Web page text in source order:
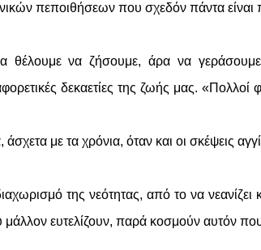
πεποιθήσεων που σχεδόν πάντα είναι
θέλουμε να ζήσουμε, άρα να
δεκαετίες της ζωής μας. «Πολλοί
με τα χρόνια, όταν και οι σκέψεις
της νεότητας, από το να
ευτελίζουν, παρά κοσμούν αυτόν που